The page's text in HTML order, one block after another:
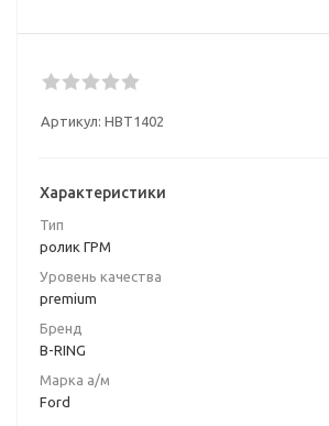
Артикул: HBT1402
Характеристики
Тип
ролик ГРМ
Уровень качества
premium
Бренд
B-RING
Марка а/м
Ford